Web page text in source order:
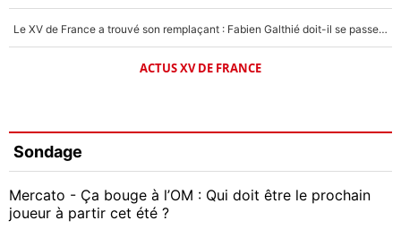
Le XV de France a trouvé son remplaçant : Fabien Galthié doit-il se passer d'Antoine Dupont ?
ACTUS XV DE FRANCE
Sondage
Mercato - Ça bouge à l’OM : Qui doit être le prochain
joueur à partir cet été ?